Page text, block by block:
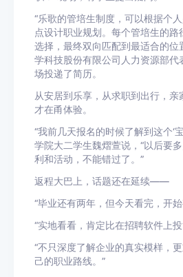
“乐歌的管培生制度，可以根据个
点设计职业规划。每个管培生的路
选择，最终双向匹配到最适合的位
学科技股份有限公司人力资源部代
场投递了简历。
从安居到乐享，从求职到出行，亲
才在甬体验。
“我前几天报名的时候了解到这个‘
学院大二学生魏熠萱说，“以后要
利和活动，不能错过了。”
返程大巴上，话题还在延续——
“毕业还有两年，但今天看完，开
“实地看看，肯定比在招聘软件上
“不只深度了解企业的真实模样，
己的职业路线。”